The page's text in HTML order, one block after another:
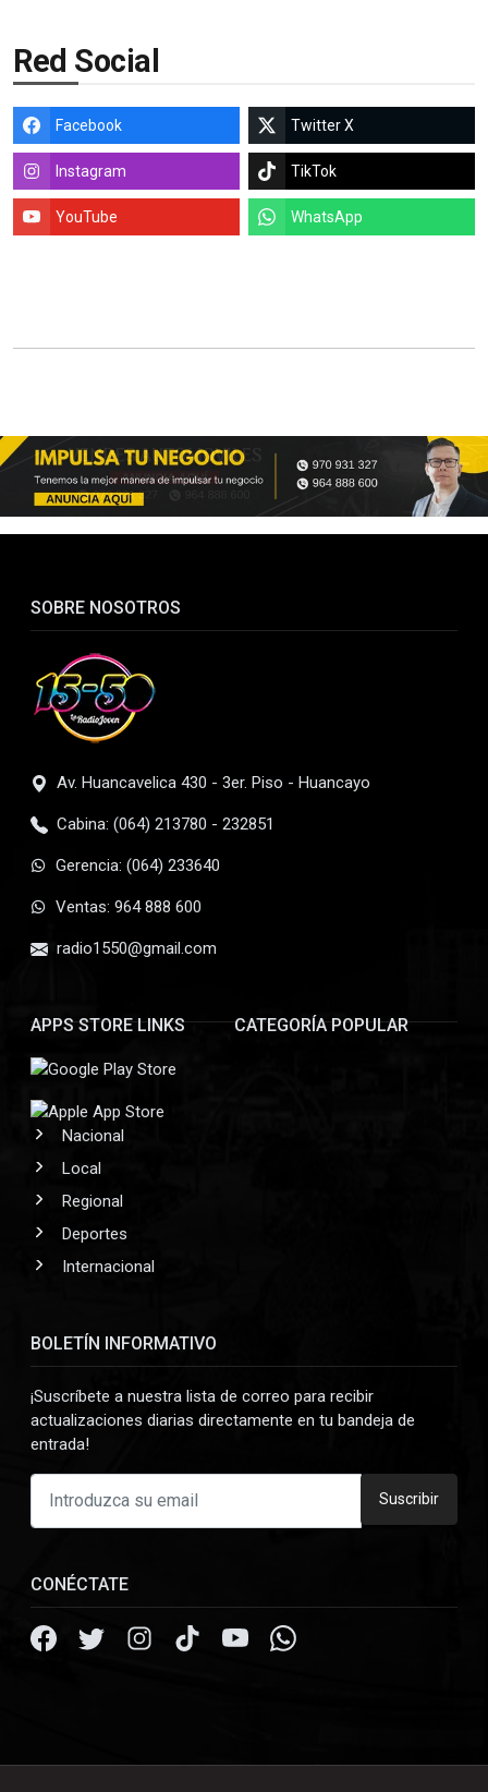
Red Social
Facebook Twitter X
Instagram TikTok
YouTube WhatsApp
SOBRE NOSOTROS
Av. Huancavelica 430 - 3er. Piso - Huancayo
Cabina: (064) 213780 - 232851
Gerencia: (064) 233640
Ventas: 964 888 600
radio1550@gmail.com
APPS STORE LINKS CATEGORÍA POPULAR
Nacional
Local
Regional
Deportes
Internacional
BOLETÍN INFORMATIVO
¡Suscríbete a nuestra lista de correo para recibir
actualizaciones diarias directamente en tu bandeja de
entrada!
Suscribir
CONÉCTATE